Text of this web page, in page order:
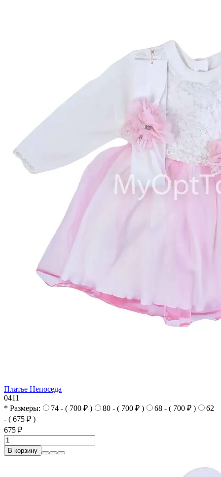
Платье Непоседа
0411
* Размеры:
74 - ( 700 ₽ ) 80 - ( 700 ₽ ) 68 - ( 700 ₽ )
62
- ( 675 ₽ )
675 ₽
В корзину